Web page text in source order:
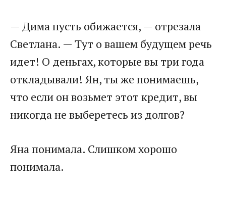
— Дима пусть обижается, — отрезала
Светлана. — Тут о вашем будущем речь
идет! О деньгах, которые вы три года
откладывали! Ян, ты же понимаешь,
что если он возьмет этот кредит, вы
никогда не выберетесь из долгов?
Яна понимала. Слишком хорошо
понимала.